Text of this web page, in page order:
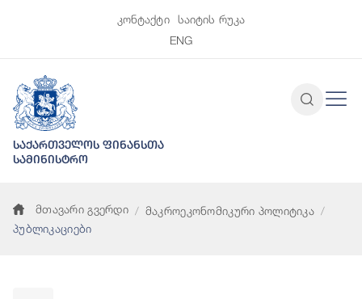
კონტაქტი
საიტის რუკა
ENG
საქართველოს ფინანსთა
სამინისტრო
მთავარი გვერდი
მაკროეკონომიკური პოლიტიკა
პუბლიკაციები